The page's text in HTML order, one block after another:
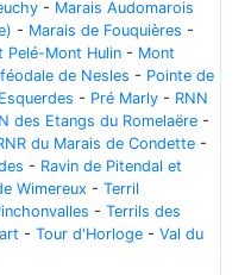
- Marais Audomarois
- Marais de Fouquières -
Pelé-Mont Hulin - Mont
de Nesles - Pointe de
- Pré Marly - RNN
des Etangs du Romelaëre -
du Marais de Condette -
- Ravin de Pitendal et
Wimereux - Terril
- Terrils des
- Tour d'Horloge - Val du